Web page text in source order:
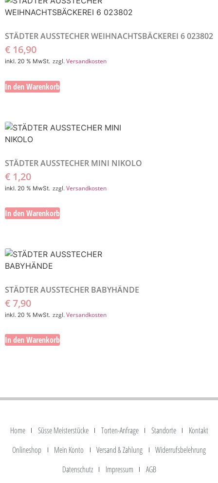
STÄDTER AUSSTECHER WEIHNACHTSBÄCKEREI 6 023802
€ 16,90
inkl. 20 % MwSt. zzgl.Versandkosten
In den Warenkorb
STÄDTER AUSSTECHER MINI NIKOLO
€ 1,20
inkl. 20 % MwSt. zzgl.Versandkosten
In den Warenkorb
STÄDTER AUSSTECHER BABYHÄNDE
€7,90
inkl. 20 % MwSt. zzgl.Versandkosten
In den Warenkorb
Home Süsse Meisterstücke Torten-Anfrage Standorte
Kontakt
Onlineshop
Mein Konto Versand & Zahlung
Widerrufsbelehrung
Datenschutz
Impressum AGB